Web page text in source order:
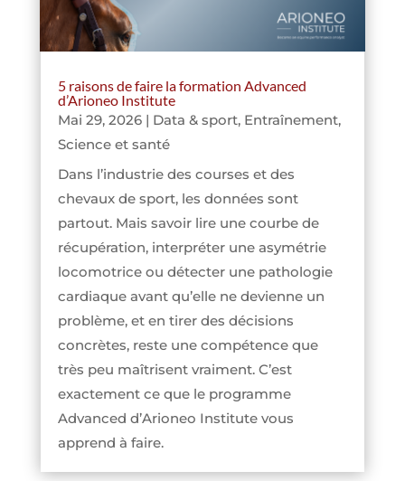
5 raisons de faire la formation Advanced
d’Arioneo Institute
Mai 29, 2026| Data & sport, Entraînement,
Science et santé
Dans l’industrie des courses et des
chevaux de sport, les données sont
partout. Mais savoir lire une courbe de
récupération, interpréter une asymétrie
locomotrice ou détecter une pathologie
cardiaque avant qu’elle ne devienne un
problème, et en tirer des décisions
concrètes, reste une compétence que
très peu maîtrisent vraiment. C’est
exactement ce que le programme
Advanced d’Arioneo Institute vous
apprend à faire.